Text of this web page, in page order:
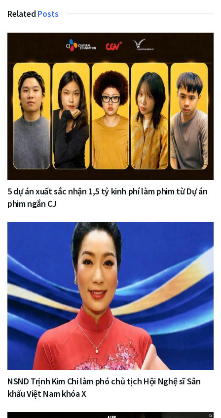
Related Posts
5 dự án xuất sắc nhận 1,5 tỷ kinh phí làm phim từ Dự án
phim ngắn CJ
NSND Trịnh Kim Chi làm phó chủ tịch Hội Nghệ sĩ Sân
khấu Việt Nam khóa X